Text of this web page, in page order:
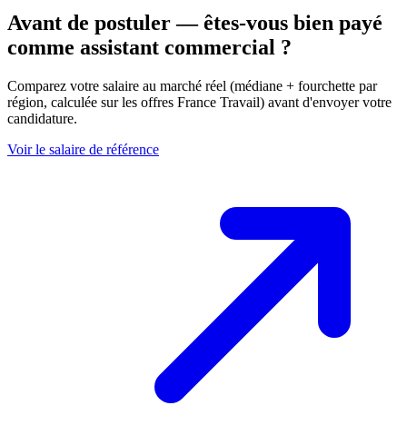
Avant de postuler — êtes-vous bien payé
comme assistant commercial ?
Comparez votre salaire au marché réel (médiane + fourchette par
région, calculée sur les offres France Travail) avant d'envoyer votre
candidature.
Voir le salaire de référence